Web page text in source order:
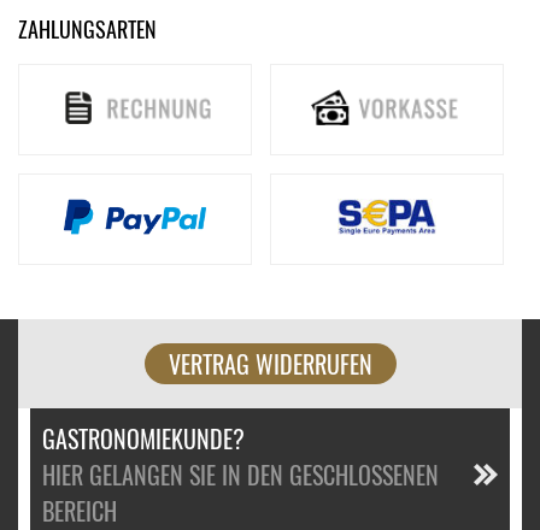
ZAHLUNGSARTEN
VERTRAG WIDERRUFEN
GASTRONOMIEKUNDE?
HIER GELANGEN SIE IN DEN GESCHLOSSENEN
BEREICH